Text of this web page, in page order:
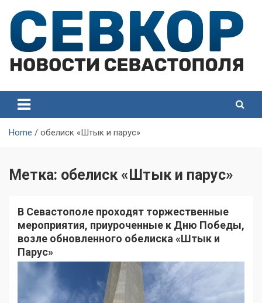
content
Севастополя
Севастополя
Home обелиск «Штык и парус»
Метка: обелиск «Штык и парус»
В Севастополе проходят торжественные
мероприятия, приуроченные к Дню Победы,
возле обновленного обелиска «Штык и
Парус»